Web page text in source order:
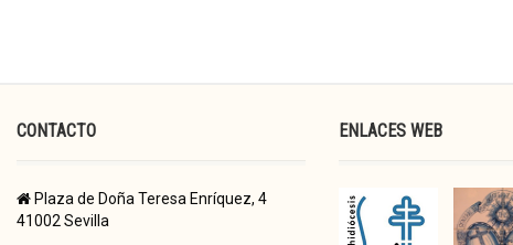
CONTACTO
Plaza de Doña Teresa Enríquez, 4
41002 Sevilla
ENLACES WEB